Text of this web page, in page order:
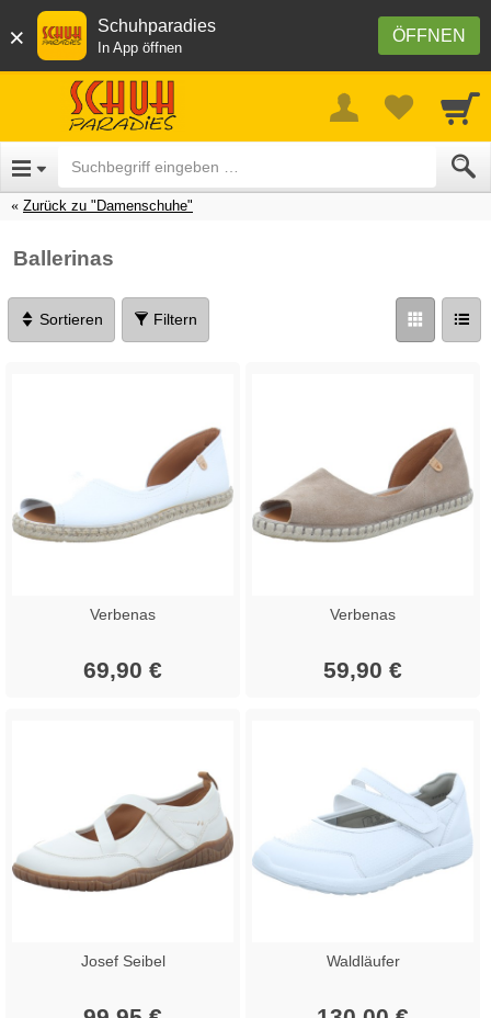
× ÖFFNEN
Schuhparadies
In App öffnen
Zurück zu "Damenschuhe"
Ballerinas
Sortieren Filtern
Verbenas
69,90 €
Verbenas
59,90 €
Josef Seibel Waldläufer